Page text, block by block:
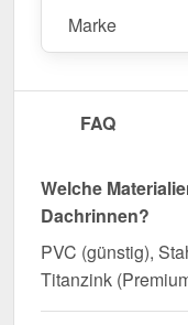
Marke
FAQ
Welche
Dachrinnen?
PVC (günstig),
Titanzink